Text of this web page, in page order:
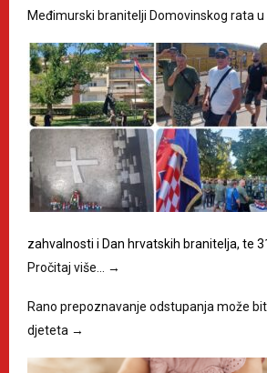
Međimurski branitelji Domovinskog rata u
zahvalnosti i Dan hrvatskih branitelja, te
Pročitaj više…
→
Rano prepoznavanje odstupanja može
djeteta →